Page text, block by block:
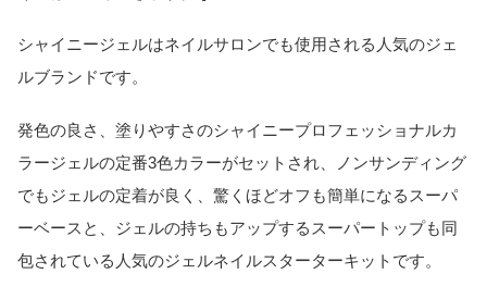
シャイニージェルはネイルサロンでも使用される人気のジェ
ルブランドです。
発色の良さ、塗りやすさのシャイニープロフェッショナルカ
ラージェルの定番3色カラーがセットされ、ノンサンディング
でもジェルの定着が良く、驚くほどオフも簡単になるスーパ
ーベースと、ジェルの持ちもアップするスーパートップも同
包されている人気のジェルネイルスターターキットです。